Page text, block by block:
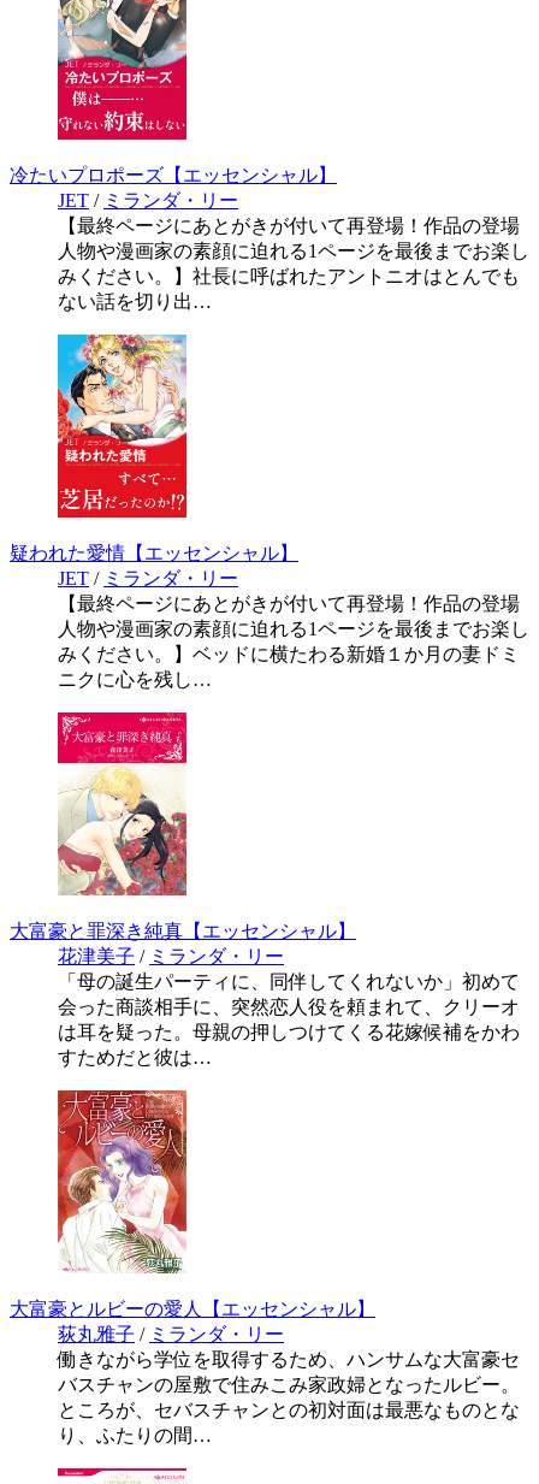
冷たいプロポーズ【エッセンシャル】
JET / ミランダ・リー
【最終ページにあとがきが付いて再登場！作品の登場
人物や漫画家の素顔に迫れる1ページを最後までお楽し
みください。】社長に呼ばれたアントニオはとんでも
ない話を切り出…
疑われた愛情【エッセンシャル】
JET / ミランダ・リー
【最終ページにあとがきが付いて再登場！作品の登場
人物や漫画家の素顔に迫れる1ページを最後までお楽し
みください。】ベッドに横たわる新婚１か月の妻ドミ
ニクに心を残し…
大富豪と罪深き純真【エッセンシャル】
花津美子 / ミランダ・リー
「母の誕生パーティに、同伴してくれないか」初めて
会った商談相手に、突然恋人役を頼まれて、クリーオ
は耳を疑った。母親の押しつけてくる花嫁候補をかわ
すためだと彼は…
大富豪とルビーの愛人【エッセンシャル】
荻丸雅子 / ミランダ・リー
働きながら学位を取得するため、ハンサムな大富豪セ
バスチャンの屋敷で住みこみ家政婦となったルビー。
ところが、セバスチャンとの初対面は最悪なものとな
り、ふたりの間…